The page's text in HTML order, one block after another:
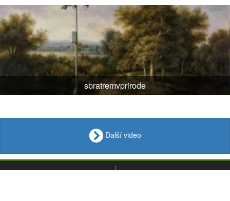
sbratremvprirode
Další video